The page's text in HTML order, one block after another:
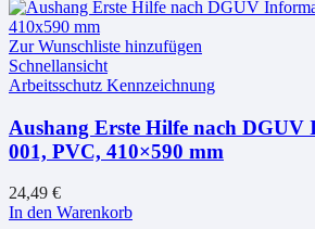
Zur Wunschliste hinzufügen
Schnellansicht
Arbeitsschutz Kennzeichnung
Aushang Erste Hilfe nach DGUV
001, PVC, 410×590 mm
24,49 €
In den Warenkorb